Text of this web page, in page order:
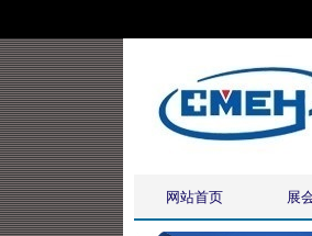
网站首页 展